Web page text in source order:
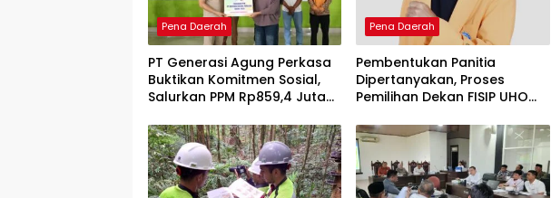
Pena Daerah
PT Generasi Agung Perkasa
Buktikan Komitmen Sosial,
Salurkan PPM Rp859,4 Juta
Tambang
Pena Daerah
Pembentukan Panitia
Dipertanyakan, Proses
Pemilihan Dekan FISIP UHO